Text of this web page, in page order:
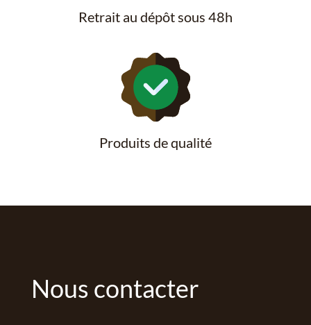
Retrait au dépôt sous 48h
Produits de qualité
Nous contacter